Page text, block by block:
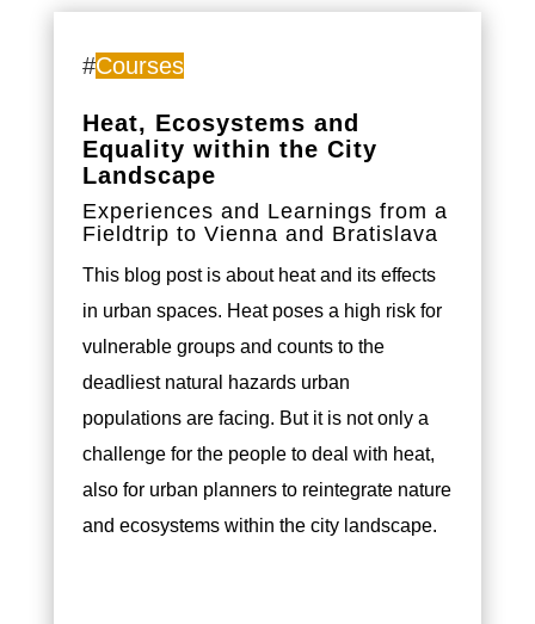
#Courses
Heat, Ecosystems and
Equality within the City
Landscape
Experiences and Learnings from a
Fieldtrip to Vienna and Bratislava
This blog post is about heat and its effects
in urban spaces. Heat poses a high risk for
vulnerable groups and counts to the
deadliest natural hazards urban
populations are facing. But it is not only a
challenge for the people to deal with heat,
also for urban planners to reintegrate nature
and ecosystems within the city landscape.